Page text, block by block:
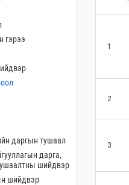
гэрээ
даргын тушаал
дарга,
шийдвэр
шийдвэр
1
2
3